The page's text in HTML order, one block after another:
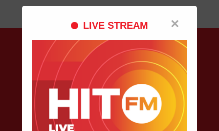
×
LIVE STREAM
Despre HIT FM
POSTUL DE RADIO #1 ÎN MOLDOVA, UNDE ASCULŢI
DOAR HITURI. HIT DUPĂ HIT!
Contacte
Telefon pentru informaţii: 022 811 210
VIBER HIT FM: 078 999 444
Email: contact@hitfm.md